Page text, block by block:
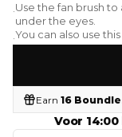
·Use the fan brush
under the eyes.
·You can also use
Earn 16
Voor